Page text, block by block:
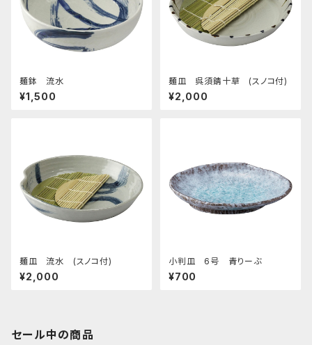
麺鉢 流水
¥1,500
麺皿 呉須錆十草 (スノコ付)
¥2,000
麺皿 流水 (スノコ付)
¥2,000
小判皿 6号 青りーぶ
¥700
セール中の商品